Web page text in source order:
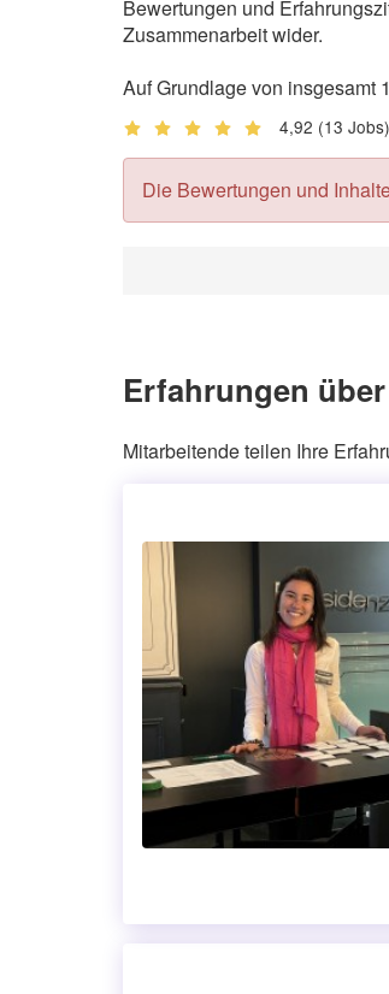
Bewertungen und
Zusammenarbeit wider.
Auf Grundlage von insgesamt
4,92 (13 Jobs)
Die Bewertungen und
Erfahrungen
Mitarbeitende teilen Ihre